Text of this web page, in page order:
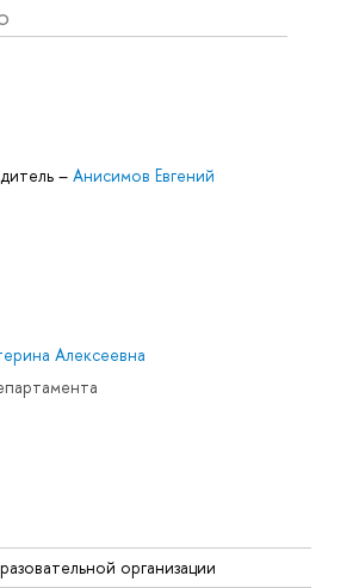
– Анисимов Евгений
Алексеевна
организации